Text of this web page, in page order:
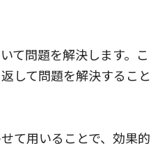
て問題を解決します。こ
して問題を解決すること
て用いることで、効果的